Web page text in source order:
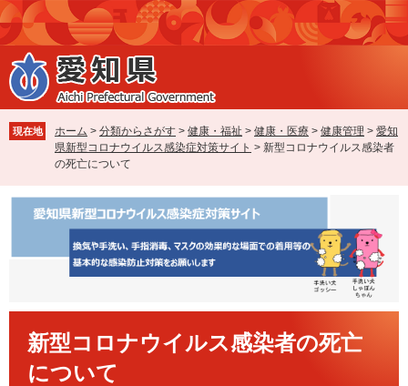
ペ
ー
ジ
の
先
で
す
メ
ニ
ュ
ー
を
ば
し
文
現在地 ホーム > 分類からさがす > 健康・福祉 > 健康・医療 > 健康管理 > 愛知
県新型コロナウイルス感染症対策サイト > 新型コロナウイルス感染者
の死亡について
新型コロナウイルス感染者の死亡
について